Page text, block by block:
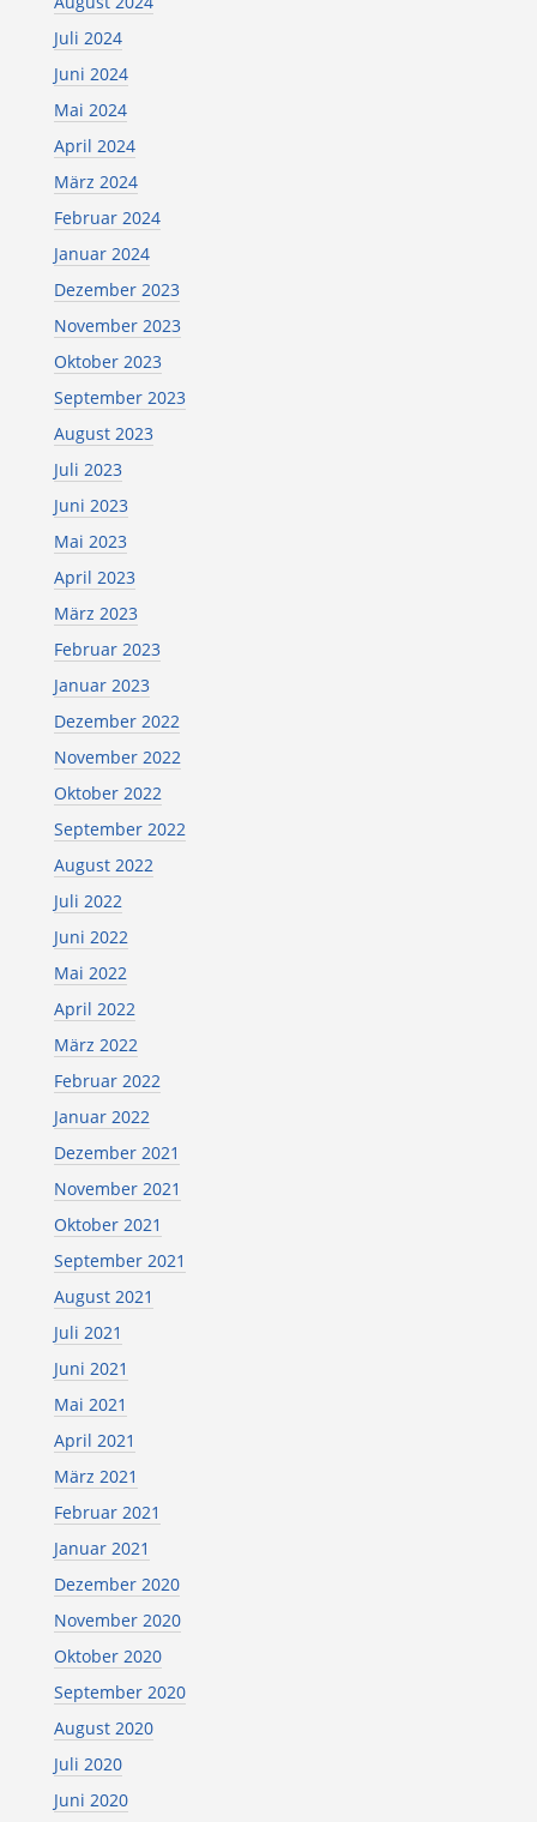
Juli 2024
Juni 2024
Mai 2024
April 2024
März 2024
Februar 2024
Januar 2024
Dezember 2023
November 2023
Oktober 2023
September 2023
August 2023
Juli 2023
Juni 2023
Mai 2023
April 2023
März 2023
Februar 2023
Januar 2023
Dezember 2022
November 2022
Oktober 2022
September 2022
August 2022
Juli 2022
Juni 2022
Mai 2022
April 2022
März 2022
Februar 2022
Januar 2022
Dezember 2021
November 2021
Oktober 2021
September 2021
August 2021
Juli 2021
Juni 2021
Mai 2021
April 2021
März 2021
Februar 2021
Januar 2021
Dezember 2020
November 2020
Oktober 2020
September 2020
August 2020
Juli 2020
Juni 2020